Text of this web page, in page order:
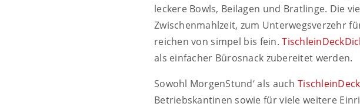
leckere Bowls, Beilagen und Bratlinge. Die
Zwischenmahlzeit, zum Unterwegsverzehr
reichen von simpel bis fein.
als einfacher Bürosnack zubereitet werden.
Sowohl MorgenStund‘ als auch
Betriebskantinen sowie für viele weitere